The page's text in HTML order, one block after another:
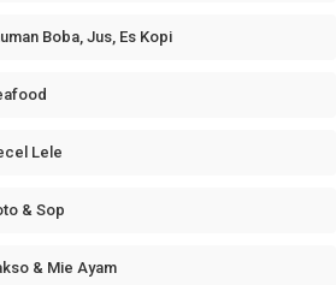
Boba, Jus, Es Kopi
Lele
& Sop
& Mie Ayam